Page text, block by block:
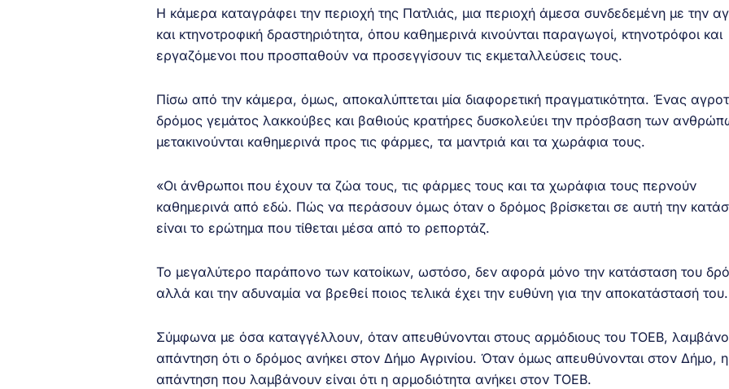
Η κάμερα καταγράφει την περιοχή της Πατλιάς, μια περιοχή άμεσα συνδεδεμένη με την
και κτηνοτροφική δραστηριότητα, όπου καθημερινά κινούνται παραγωγοί, κτηνοτρόφοι και
εργαζόμενοι που προσπαθούν να προσεγγίσουν τις εκμεταλλεύσεις τους.
Πίσω από την κάμερα, όμως, αποκαλύπτεται μία διαφορετική πραγματικότητα. Ένας
δρόμος γεμάτος λακκούβες και βαθιούς κρατήρες δυσκολεύει την πρόσβαση των
μετακινούνται καθημερινά προς τις φάρμες, τα μαντριά και τα χωράφια τους.
«Οι άνθρωποι που έχουν τα ζώα τους, τις φάρμες τους και τα χωράφια τους περνούν
καθημερινά από εδώ. Πώς να περάσουν όμως όταν ο δρόμος βρίσκεται σε αυτή την
είναι το ερώτημα που τίθεται μέσα από το ρεπορτάζ.
Το μεγαλύτερο παράπονο των κατοίκων, ωστόσο, δεν αφορά μόνο την κατάσταση του
αλλά και την αδυναμία να βρεθεί ποιος τελικά έχει την ευθύνη για την αποκατάστασή του.
Σύμφωνα με όσα καταγγέλλουν, όταν απευθύνονται στους αρμόδιους του ΤΟΕΒ,
απάντηση ότι ο δρόμος ανήκει στον Δήμο Αγρινίου. Όταν όμως απευθύνονται στον Δήμο, η
απάντηση που λαμβάνουν είναι ότι η αρμοδιότητα ανήκει στον ΤΟΕΒ.